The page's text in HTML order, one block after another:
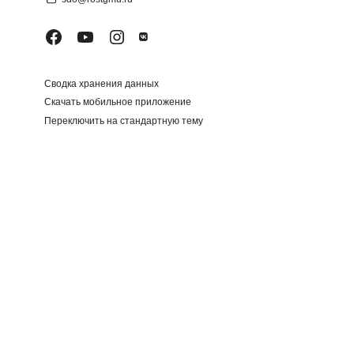
Сводка хранения данных
Скачать мобильное приложение
Переключить на стандартную тему